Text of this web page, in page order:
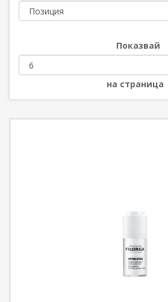
Показвай
на страница